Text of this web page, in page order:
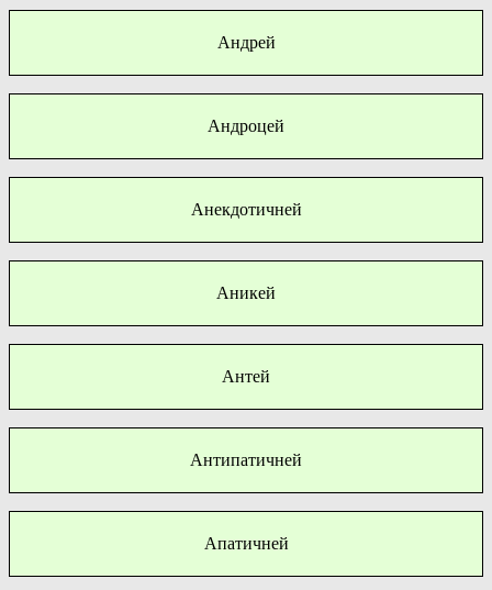
Андрей
Андроцей
Анекдотичней
Аникей
Антей
Антипатичней
Апатичней